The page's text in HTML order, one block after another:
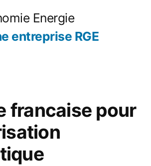
Energie
entreprise RGE
francaise pour